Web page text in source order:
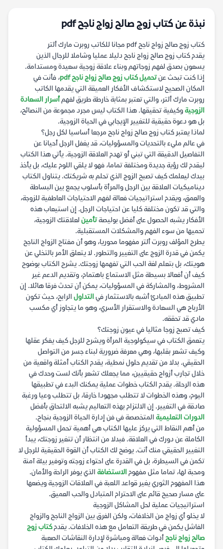
نبذة عن كتاب زوج صالح زواج ناجح pdf
كتاب زوج صالح زواج ناجح pdf مجانا للكاتب روبرت مارك ألتر
يقدم كتاب زوج صالح زواج ناجح دليلا عمليا وشاملا للرجال الذين
يسعون بصدق لفهم زوجاتهم وبناء علاقة زوجية سعيدة ومستدامة.
إذا كنت تبحث عنتحميل كتاب زوج صالح زواج ناجح pdf
، فأنت في
المكان الصحيح لاستكشاف الأفكار العميقة التي يقدمها الكاتب
روبرت مارك ألتر، والتي تعتبر بمثابة خارطة طريق لفهمأسرار السعادة
الزوجيةوكيفية تحقيقها. هذا الكتاب ليس مجرد مجموعة من النصائح،
بل هو دعوة حقيقية للتغيير الإيجابي في الحياة الزوجية.
لماذا يعتبر كتاب زوج صالح زواج ناجح مرجعا أساسيا لكل رجل؟
في عالم مليء بالتحديات والمسؤوليات، قد يغفل الرجل أحيانا عن
التفاصيل الدقيقة التي تبني أو تهدم العلاقة الزوجية. يأتي هذا الكتاب
ليقدم لك رؤية جديدة ومختلفة تماما، فهو لا يلقي اللوم عليك، بل يأخذ
بيدك ليعلمك كيف تصبح الزوج الذي تحلم به شريكتك. يتناول الكتاب
ديناميكيات العلاقة بين الرجل والمرأة بأسلوب يجمع بين البساطة
والعمق، ويقدم استراتيجيات فعالة لفهم الاحتياجات العاطفية للزوجة،
والتي قد تكون مختلفة كليا عن احتياجات الرجل. إن استيعاب هذه
الأفكار يشبه الحصول على أفضل بوليصةتأمين لعلاقتك الزوجية،
تحميها من سوء الفهم والمشكلات المستقبلية.
يطرح المؤلف روبرت ألتر مفهوما محوريا، وهو أن مفتاح الزواج الناجح
يكمن في قدرة الزوج على التغيير والتطور. لا يتعلق الأمر بالتخلي عن
هويتك، بل بتعلم لغة الحب التي تفهمها زوجتك. يشرح الكتاب بوضوح
كيف أن أفعالا بسيطة مثل الاستماع باهتمام، وتقديم الدعم غير
المشروط، والمشاركة في المسؤوليات، يمكن أن تحدث فرقا هائلا. إن
تطبيق هذه المبادئ أشبه بالاستثمار فيالتداول الرابح، حيث تكون
الأرباح هي السعادة والاستقرار الأسري، وهو ما يتجاوز أي مكسب
مادي قد تحققه.
كيف تصبح زوجا مثاليا في عيون زوجتك؟
يتعمق الكتاب في سيكولوجية المرأة ويشرح للرجل كيف يفكر عقلها
وكيف تشعر بقلبها، وهي معرفة ضرورية لبناء جسر من التواصل
الحقيقي. بدلا من تقديم حلول نمطية، يقدم الكتاب أمثلة واقعية من
خلال تجارب أزواج حقيقيين، مما يجعلك تشعر بأنك لست وحدك في
هذه الرحلة. يقدم الكتاب خطوات عملية يمكنك البدء في تطبيقها
اليوم، وهذه الخطوات لا تتطلب مجهودا خارقا، بل تتطلب وعيا ورغبة
صادقة في التغيير. إن الالتزام بهذه التعاليم يشبه الالتحاق بأفضل
الدورات التعليمية المتخصصة في فن إدارة الحياة الزوجية بنجاح.
من أهم النقاط التي يركز عليها الكتاب هي أهمية تحمل المسؤولية
الكاملة عن دورك في العلاقة. فبدلا من انتظار أن تتغير زوجتك، يبدأ
التغيير الحقيقي منك أنت. يوضح لك الكتاب أن القوة الحقيقية للرجل لا
تكمن في السيطرة، بل في القدرة على احتواء زوجته وتوفير بيئة آمنة
ومحبة لها، تماما مثل مفهومالاستضافة الذي يوفر الراحة والأمان.
هذا المفهوم الثوري يغير قواعد اللعبة في العلاقات الزوجية ويضعها
على مسار صحيح قائم على الاحترام المتبادل والحب العميق.
استراتيجيات عملية لحل المشاكل الزوجية
لا يخلو أي زواج من الخلافات، ولكن الفرق بين الزواج الناجح والزواج
الفاشل يكمن في طريقة التعامل مع هذه الخلافات. يقدمكتاب زوج
صالح زواج ناجحأدوات فعالة ومباشرة لإدارة النقاشات الصعبة